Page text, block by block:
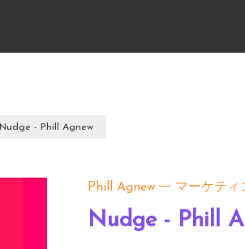
Nudge - Phill Agnew
Phill Agnew マーケティ
Nudge - Phill